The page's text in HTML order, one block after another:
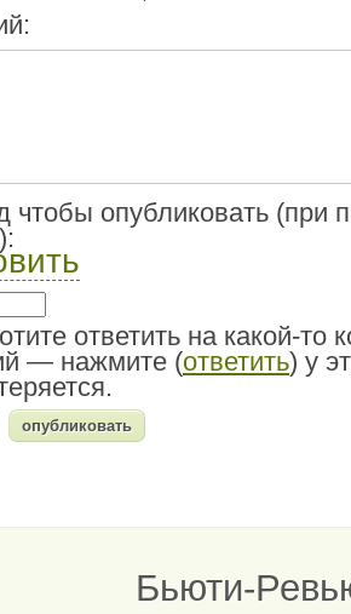
чтобы опубликовать (при
ответить на какой-то
— нажмите (ответить) у
Бьюти-